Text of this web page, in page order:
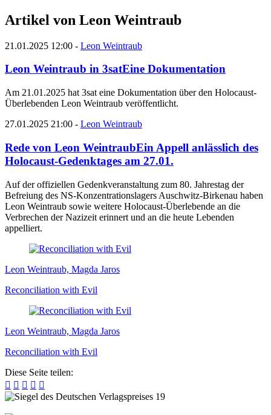
Artikel von Leon Weintraub
21.01.2025 12:00 - Leon Weintraub
Leon Weintraub in 3satEine Dokumentation
Am 21.01.2025 hat 3sat eine Dokumentation über den Holocaust-
Überlebenden Leon Weintraub veröffentlicht.
27.01.2025 21:00 - Leon Weintraub
Rede von Leon WeintraubEin Appell anlässlich des
Holocaust-Gedenktages am 27.01.
Auf der offiziellen Gedenkveranstaltung zum 80. Jahrestag der
Befreiung des NS-Konzentrationslagers Auschwitz-Birkenau haben
Leon Weintraub sowie weitere Holocaust-Überlebende an die
Verbrechen der Nazizeit erinnert und an die heute Lebenden
appelliert.
Leon Weintraub, Magda Jaros
Reconciliation with Evil
Leon Weintraub, Magda Jaros
Reconciliation with Evil
Diese Seite teilen:
    